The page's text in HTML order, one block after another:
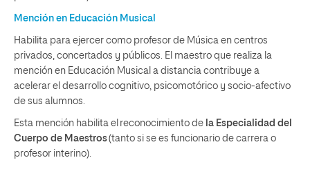
Mención en Educación Musical
Habilita para ejercer como profesor de Música en centros
privados, concertados y públicos. El maestro que realiza la
mención en Educación Musical a distancia contribuye a
acelerar el desarrollo cognitivo, psicomotórico y socio-afectivo
de sus alumnos.
Esta mención habilita el reconocimiento de la Especialidad del
Cuerpo de Maestros(tanto si se es funcionario de carrera o
profesor interino).